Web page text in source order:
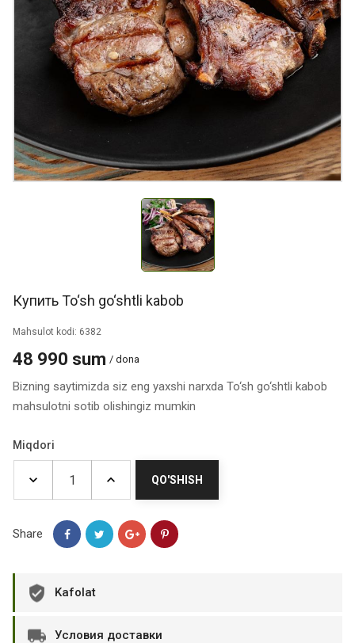
Купить To‘sh go‘shtli kabob
Mahsulot kodi: 6382
48 990 sum / dona
Bizning saytimizda siz eng yaxshi narxda To‘sh go‘shtli kabob
mahsulotni sotib olishingiz mumkin
Miqdori
QO'SHISH
Share
Kafolat
Условия доставки